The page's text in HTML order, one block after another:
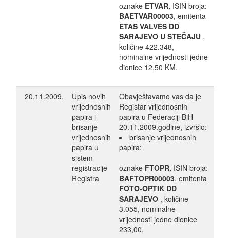
oznake ETVAR, ISIN broja:
BAETVAR00003, emitenta
ETAS VALVES DD
SARAJEVO U STEČAJU ,
količine 422.348,
nominalne vrijednosti jedne
dionice 12,50 KM.
20.11.2009.
Upis novih
vrijednosnih
papira i
brisanje
vrijednosnih
papira u
sistem
registracije
Registra
Obavještavamo vas da je
Registar vrijednosnih
papira u Federaciji BiH
20.11.2009.godine, izvršio:
brisanje vrijednosnih
papira:
oznake FTOPR, ISIN broja:
BAFTOPR00003, emitenta
FOTO-OPTIK DD
SARAJEVO , količine
3.055, nominalne
vrijednosti jedne dionice
233,00.